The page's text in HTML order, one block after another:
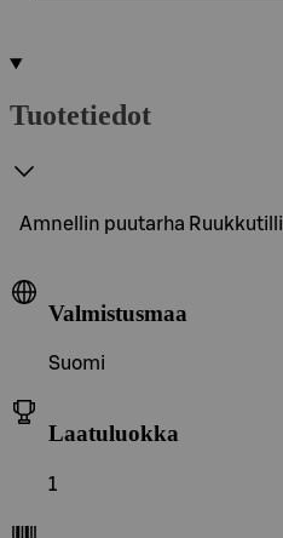
Tuotetiedot
Amnellin puutarha Ruukkutilli
Valmistusmaa
Suomi
Laatuluokka
1